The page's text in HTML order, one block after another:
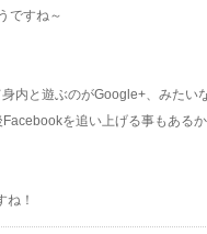
ですね～
内と遊ぶのがGoogle+、みたいな
を追い上げる事もある
！